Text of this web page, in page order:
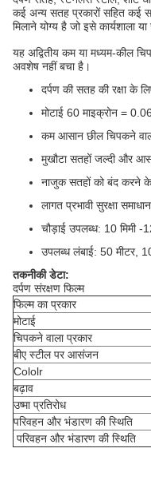
कई अन्य सतह प्रकारों सहित कई
मिलाने योग्य है जो इसे कार्यशाला
यह अद्वितीय कम या मध्यम-कील
अवशेष नहीं बचा है।
दर्पण की सतह की रक्षा के
मोटाई 60 माइक्रोन = 0.06
कम आसान छील चिपकने
मुखौटा सतहों जल्दी और
नाजुक सतहों को बंद करने के
लागत प्रभावी सुरक्षा समाधान
चौड़ाई उपलब्ध: 10 मिमी -
उपलब्ध लंबाई: 50 मीटर,
तकनीकी डेटा:
दर्पण संरक्षण फिल्म
फिल्म का प्रकार
मोटाई
चिपकने वाला प्रकार
बीए स्टील पर आसंजन
Cololr
बढ़ाव
उष्मा प्रतिरोध
परिवहन और भंडारण की स्थिति
परिवहन और भंडारण की स्थिति